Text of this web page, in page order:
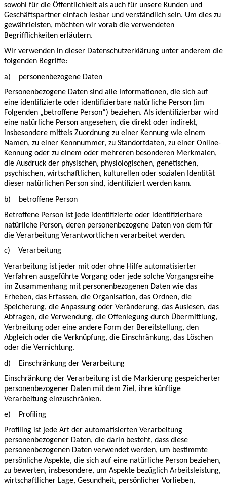
sowohl für die Öffentlichkeit als auch für unsere Kunden und
Geschäftspartner einfach lesbar und verständlich sein. Um dies zu
gewährleisten, möchten wir vorab die verwendeten
Begrifflichkeiten erläutern.
Wir verwenden in dieser Datenschutzerklärung unter anderem die
folgenden Begriffe:
a)
personenbezogene Daten
Personenbezogene Daten sind alle Informationen, die sich auf
eine identifizierte oder identifizierbare natürliche Person (im
Folgenden „betroffene Person“) beziehen. Als identifizierbar wird
eine natürliche Person angesehen, die direkt oder indirekt,
insbesondere mittels Zuordnung zu einer Kennung wie einem
Namen, zu einer Kennnummer, zu Standortdaten, zu einer Online-
Kennung oder zu einem oder mehreren besonderen Merkmalen,
die Ausdruck der physischen, physiologischen, genetischen,
psychischen, wirtschaftlichen, kulturellen oder sozialen Identität
dieser natürlichen Person sind, identifiziert werden kann.
b)
betroffene Person
Betroffene Person ist jede identifizierte oder identifizierbare
natürliche Person, deren personenbezogene Daten von dem für
die Verarbeitung Verantwortlichen verarbeitet werden.
c)
Verarbeitung
Verarbeitung ist jeder mit oder ohne Hilfe automatisierter
Verfahren ausgeführte Vorgang oder jede solche Vorgangsreihe
im Zusammenhang mit personenbezogenen Daten wie das
Erheben, das Erfassen, die Organisation, das Ordnen, die
Speicherung, die Anpassung oder Veränderung, das Auslesen, das
Abfragen, die Verwendung, die Offenlegung durch Übermittlung,
Verbreitung oder eine andere Form der Bereitstellung, den
Abgleich oder die Verknüpfung, die Einschränkung, das Löschen
oder die Vernichtung.
d)
Einschränkung der Verarbeitung
Einschränkung der Verarbeitung ist die Markierung gespeicherter
personenbezogener Daten mit dem Ziel, ihre künftige
Verarbeitung einzuschränken.
e)
Profiling
Profiling ist jede Art der automatisierten Verarbeitung
personenbezogener Daten, die darin besteht, dass diese
personenbezogenen Daten verwendet werden, um bestimmte
persönliche Aspekte, die sich auf eine natürliche Person beziehen,
zu bewerten, insbesondere, um Aspekte bezüglich Arbeitsleistung,
wirtschaftlicher Lage, Gesundheit, persönlicher Vorlieben,